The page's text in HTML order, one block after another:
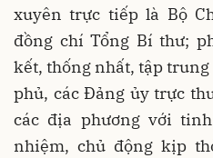
xuyên trực tiếp là Bộ
đồng chí Tổng Bí thư;
kết, thống nhất, tập
phủ, các Đảng ủy trực
các địa phương với
nhiệm, chủ động kịp